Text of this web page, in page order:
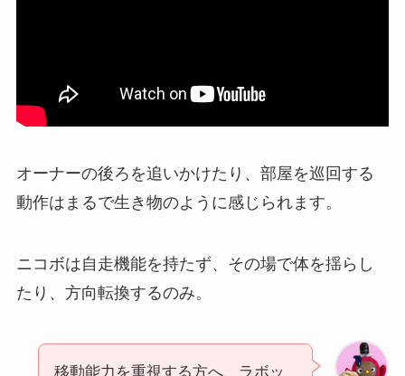
オーナーの後ろを追いかけたり、部屋を巡回する
動作はまるで生き物のように感じられます。
ニコボは自走機能を持たず、その場で体を揺らし
たり、方向転換するのみ。
移動能力を重視する方へ、ラボッ